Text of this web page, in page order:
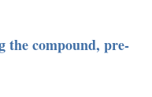
the compound, pre-